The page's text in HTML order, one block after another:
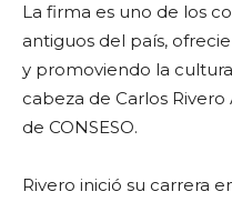
La firma es uno de los
antiguos del país,
y promoviendo la
cabeza de Carlos
de CONSESO.
Rivero inició su carrera